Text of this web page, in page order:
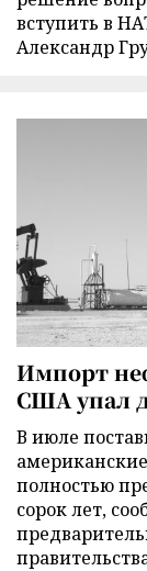
вступить в
Александр
Импорт
США упал
В июле
полностью
сорок лет,